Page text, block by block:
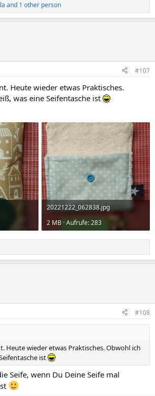
and 1 other person
#107
Heute wieder etwas Praktisches.
was eine Seifentasche ist
20221222_062838.jpg
2 MB · Aufrufe: 283
#108
Heute wieder etwas Praktisches. Obwohl ich
ist
Seife, wenn Du Deine Seife mal